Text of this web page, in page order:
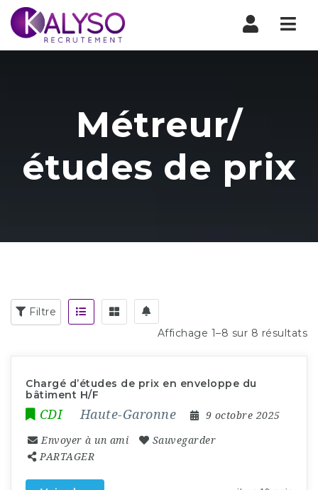
Métreur/
études de prix
Filtre
Affichage 1–8 sur 8 résultats
Chargé d’études de prix en enveloppe du
bâtiment H/F
CDI Haute-Garonne 9 octobre 2025
Envoyer à un ami
Sauvegarder
PARTAGER